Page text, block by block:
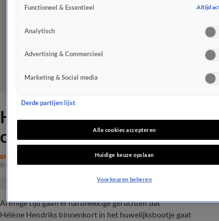
Hélène Hendriks duidelijk
over huwelijk
BN'ERS
8 mrt 2024, 19:23
Al enige tijd gaan er hardnekkige geruchten dat
Hélène Hendriks binnenkort in het huwelijksbootje gaat
Functioneel & Essentieel Altijd
Analytisch
Advertising & Commercieel
Marketing & Social media
Derde partijen lijst
Alle cookies accepteren
Huidige keuze opslaan
Voorkeuren beheren